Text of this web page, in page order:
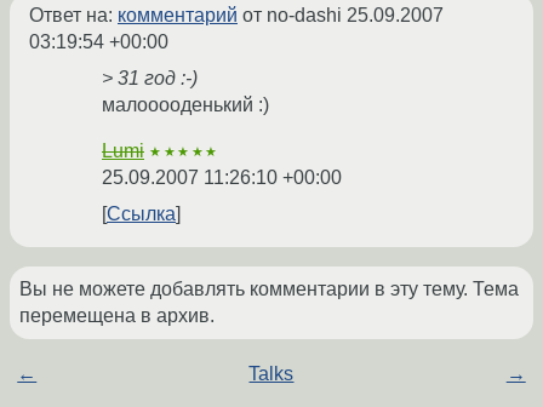
Ответ на: комментарий от no-dashi 25.09.2007
03:19:54 +00:00
> 31 год :-)
малооооденький :)
Lumi ★★★★★
25.09.2007 11:26:10 +00:00
Ссылка
Вы не можете добавлять комментарии в эту тему. Тема
перемещена в архив.
← Talks →